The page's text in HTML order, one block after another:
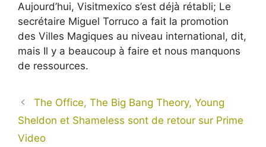
Aujourd’hui, Visitmexico s’est déjà rétabli; Le
secrétaire Miguel Torruco a fait la promotion
des Villes Magiques au niveau international, dit,
mais Il y a beaucoup à faire et nous manquons
de ressources.
The Office, The Big Bang Theory, Young
Sheldon et Shameless sont de retour sur Prime
Video